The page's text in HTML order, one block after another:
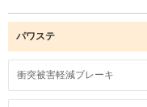
パワステ
衝突被害軽減ブレーキ